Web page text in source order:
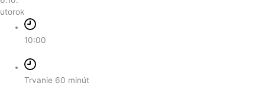
utorok
10:00
Trvanie 60 minút